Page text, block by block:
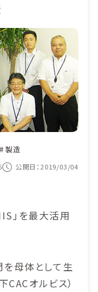
製造
公開日：2019/03/04
」を最大活用
母体として生
オルビス）